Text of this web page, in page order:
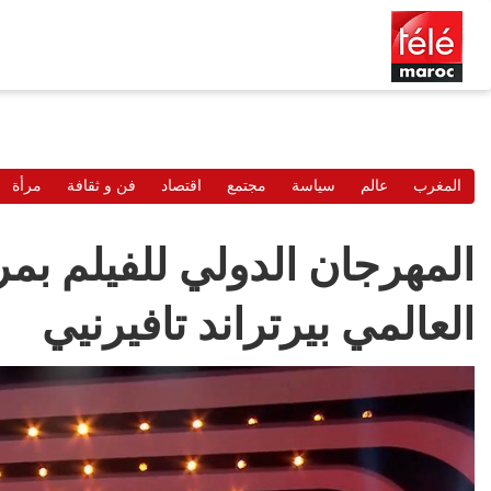
مرأة فن و ثقافة اقتصاد مجتمع سياسة عالم المغرب
المهرجان الدولي للفيلم
العالمي بيرتراند تافيرنيي